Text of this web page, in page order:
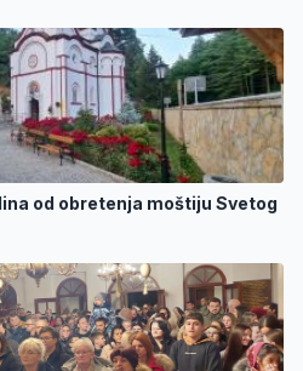
od obretenja moštiju Svetog